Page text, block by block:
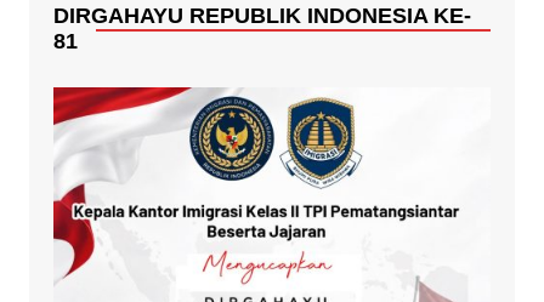
DIRGAHAYU REPUBLIK INDONESIA KE-
81